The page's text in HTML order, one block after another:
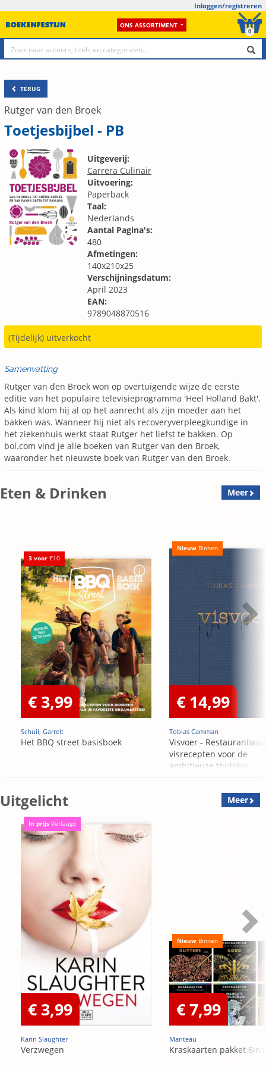
Inloggen/registreren
ONS ASSORTIMENT
0
TERUG
Rutger van den Broek
Toetjesbijbel - PB
Uitgeverij:
Carrera Culinair
Uitvoering:
Paperback
Taal:
Nederlands
Aantal Pagina's:
480
Afmetingen:
140x210x25
Verschijningsdatum:
April 2023
EAN:
9789048870516
(Tijdelijk) uitverkocht
Samenvatting
Rutger van den Broek won op overtuigende wijze de eerste
editie van het populaire televisieprogramma 'Heel Holland Bakt'.
Als kind klom hij al op het aanrecht als zijn moeder aan het
bakken was. Wanneer hij niet als recoveryverpleegkundige in
het ziekenhuis werkt staat Rutger het liefst te bakken. Op
bol.com vind je alle boeken van Rutger van den Broek,
waaronder het nieuwste boek van Rutger van den Broek.
Eten & Drinken Meer
3 voor €10
€ 3,99
Schuil, Garrelt
Het BBQ street basisboek
Nieuw Binnen
€ 14,99
Tobias Camman
Visvoer -
visrecepten voor de
ambitieuze thuiskok
Uitgelicht Meer
In prijs Verlaagd
€ 3,99
Karin Slaughter
Verzwegen
Nieuw Binnen
€ 7,99
Manteau
Kraskaarten pakket 6in1